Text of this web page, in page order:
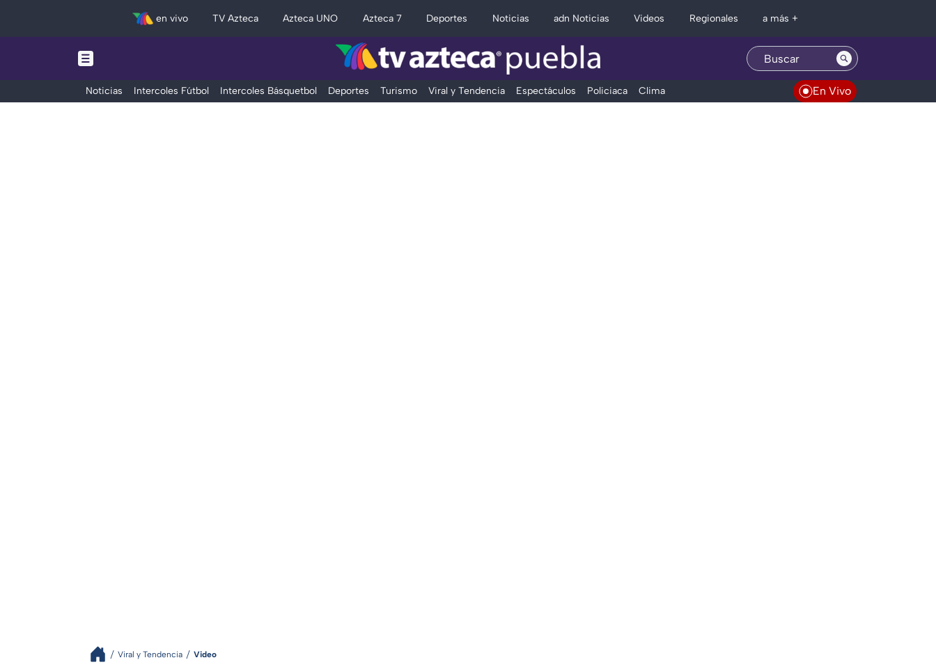
en vivo TV Azteca Azteca UNO Azteca 7 Deportes Noticias adn Noticias Videos Regionales a más +
Noticias Intercoles Fútbol Intercoles Básquetbol Deportes Turismo Viral y Tendencia Espectáculos Policiaca Clima En Vivo
Viral y Tendencia Video